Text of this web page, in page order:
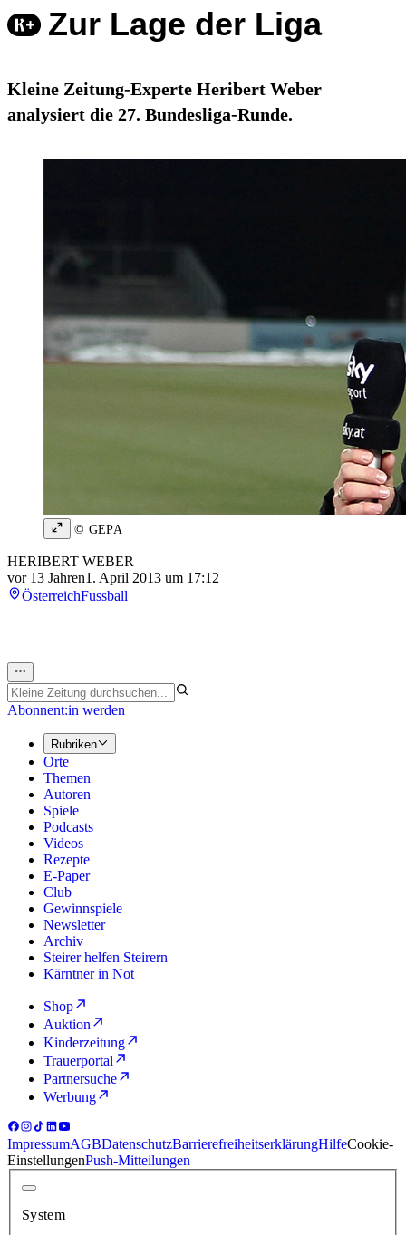
Zur Lage der Liga
Kleine Zeitung-Experte Heribert Weber
analysiert die 27. Bundesliga-Runde.
© GEPA
HERIBERT WEBER
vor 13 Jahren1. April 2013 um 17:12
ÖsterreichFussball
Abonnent:in werden
Rubriken
Orte
Themen
Autoren
Spiele
Podcasts
Videos
Rezepte
E-Paper
Club
Gewinnspiele
Newsletter
Archiv
Steirer helfen Steirern
Kärntner in Not
Shop
Auktion
Kinderzeitung
Trauerportal
Partnersuche
Werbung
ImpressumAGBDatenschutzBarrierefreiheitserklärungHilfeCookie-
EinstellungenPush-Mitteilungen
System